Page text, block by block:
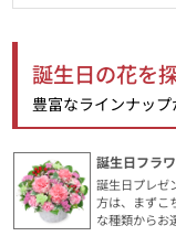
誕生日の花を
豊富なラインナップ
誕生日フラ
誕生日プレゼ
方は、まずこ
な種類からお